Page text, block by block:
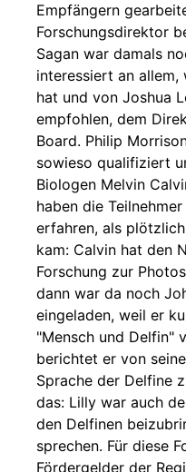
Empfängern
Forschungsdirektor
Sagan war damals
interessiert an allem,
hat und von Joshua
empfohlen, dem
Board. Philip
sowieso qualifiziert
Biologen Melvin
haben die
erfahren, als
kam: Calvin hat den
Forschung zur
dann war da noch
eingeladen, weil er
"Mensch und Delfin"
berichtet er von
Sprache der Delfine
das: Lilly war auch
den Delfinen
sprechen. Für diese
Fördergelder der